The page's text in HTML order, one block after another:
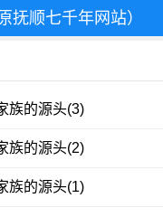
抚顺七千年网站）
族的源头(3)
族的源头(2)
族的源头(1)